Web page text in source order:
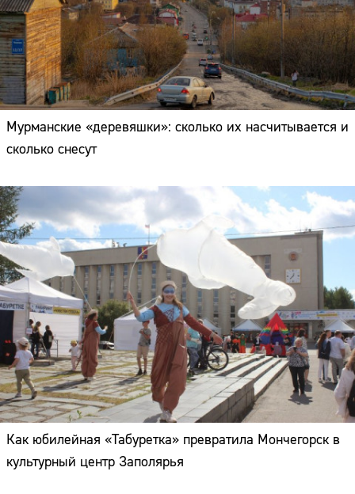
Мурманские «деревяшки»: сколько их насчитывается и
сколько снесут
Как юбилейная «Табуретка» превратила Мончегорск в
культурный центр Заполярья